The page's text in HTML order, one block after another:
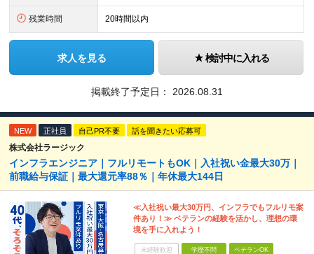
残業時間 20時間以内
求人を見る 検討中に入れる
掲載終了予定日： 2026.08.31
NEW 正社員 自己PR不要 話を聞きたい応募可
株式会社ラージック
インフラエンジニア｜フルリモートもOK｜入社祝い金最大30万｜
前職給与保証｜最大還元率88％｜年休最大144日
≪入社祝い最大30万円、インフラでもフルリモ案
件あり！≫ ベテランの経験を活かし、理想の環
境を手に入れよう！
未経験歓迎 学歴不問 ベテランOK